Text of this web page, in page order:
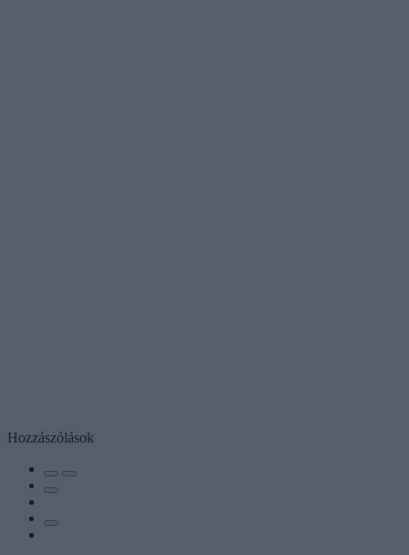
Hozzászólások